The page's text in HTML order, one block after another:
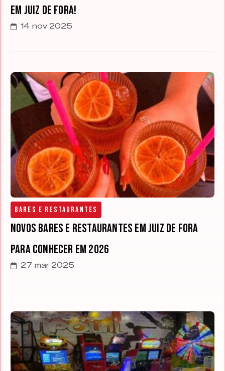
em Juiz de Fora!
14 nov 2025
Bares e Restaurantes
Novos bares e restaurantes em Juiz de Fora
para conhecer em 2026
27 mar 2025